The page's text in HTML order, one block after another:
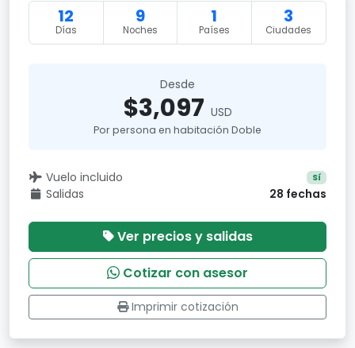
12
Días
9
Noches
1
Países
3
Ciudades
Desde
$3,097 USD
Por persona en habitación Doble
Vuelo incluido Sí
Salidas 28 fechas
Ver precios y salidas
Cotizar con asesor
Imprimir cotización